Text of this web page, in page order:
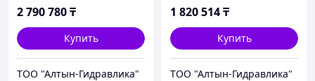
2 790 780₸
Купить
ТОО "Алтын-Гидравлика"
1 820 514₸
Купить
ТОО "Алтын-Гидравлика"